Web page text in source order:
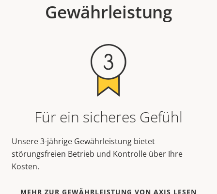
Gewährleistung
Für ein sicheres Gefühl
Unsere 3-jährige Gewährleistung bietet
störungsfreien Betrieb und Kontrolle über Ihre
Kosten.
MEHR ZUR GEWÄHRLEISTUNG VON AXIS LESEN